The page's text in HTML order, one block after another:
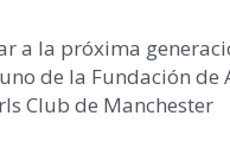
a la próxima
de la Fundación de
Club de Manchester